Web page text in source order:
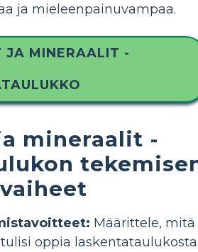
ja mieleenpainuvampaa.
JA MINERAALIT -
mineraalit -
vaiheet
Määrittele, mitä
oppia